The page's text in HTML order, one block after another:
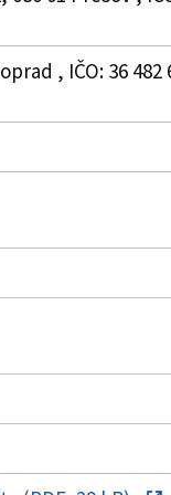
, IČO: 36